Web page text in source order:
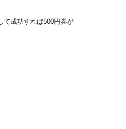
て成功すれば500円券が